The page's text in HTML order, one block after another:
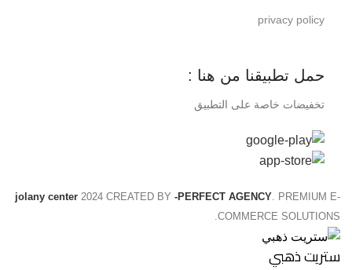
privacy policy
حمل تطبيقنا من هنا :
تخفيضات خاصة على التطبيق
jolany center 2024 CREATED BY -PERFECT AGENCY. PREMIUM E-
COMMERCE SOLUTIONS.
ستريت ذهبي